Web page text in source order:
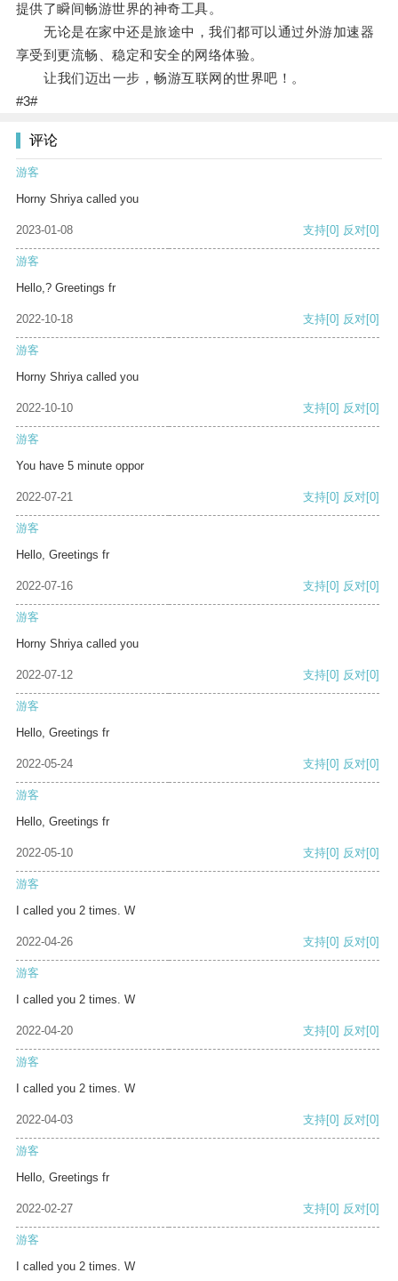
提供了瞬间畅游世界的神奇工具。
无论是在家中还是旅途中，我们都可以通过外游加速器
享受到更流畅、稳定和安全的网络体验。
让我们迈出一步，畅游互联网的世界吧！。
#3#
评论
游客
Horny Shriya called you
2023-01-08 支持[0] 反对[0]
游客
Hello,? Greetings fr
2022-10-18 支持[0] 反对[0]
游客
Horny Shriya called you
2022-10-10 支持[0] 反对[0]
游客
You have 5 minute oppor
2022-07-21 支持[0] 反对[0]
游客
Hello, Greetings fr
2022-07-16 支持[0] 反对[0]
游客
Horny Shriya called you
2022-07-12 支持[0] 反对[0]
游客
Hello, Greetings fr
2022-05-24 支持[0] 反对[0]
游客
Hello, Greetings fr
2022-05-10 支持[0] 反对[0]
游客
I called you 2 times. W
2022-04-26 支持[0] 反对[0]
游客
I called you 2 times. W
2022-04-20 支持[0] 反对[0]
游客
I called you 2 times. W
2022-04-03 支持[0] 反对[0]
游客
Hello, Greetings fr
2022-02-27 支持[0] 反对[0]
游客
I called you 2 times. W